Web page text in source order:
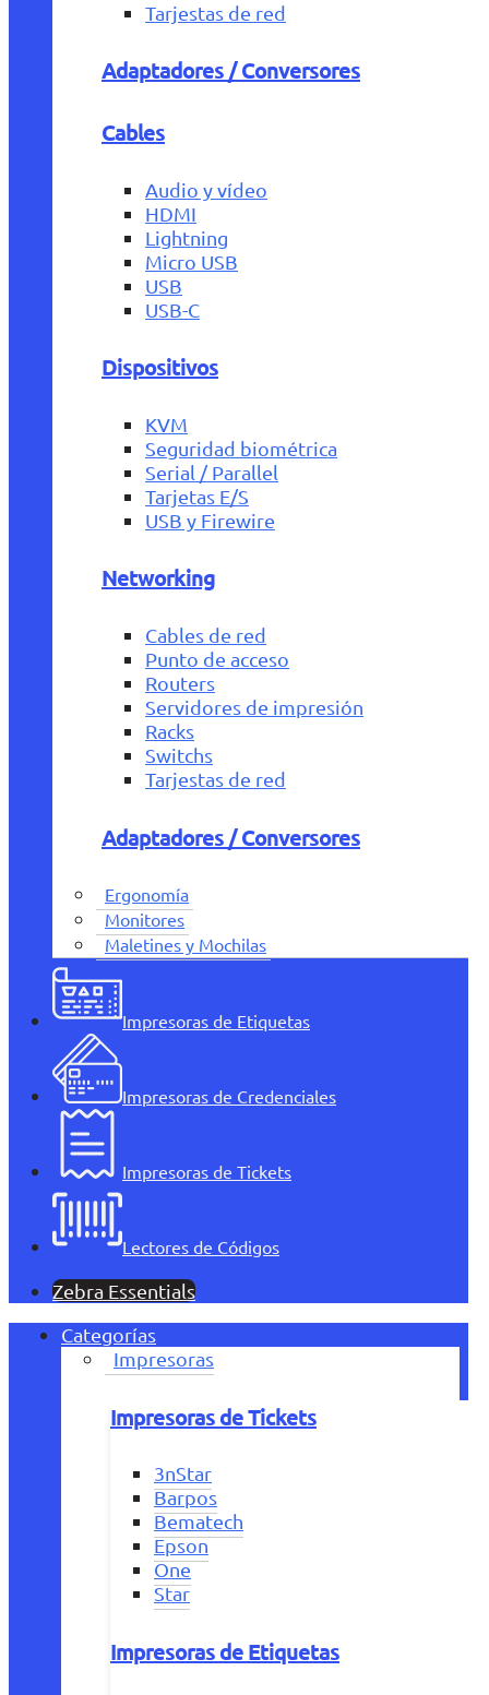
Tarjestas de red
Adaptadores / Conversores
Cables
Audio y vídeo
HDMI
Lightning
Micro USB
USB
USB-C
Dispositivos
KVM
Seguridad biométrica
Serial / Parallel
Tarjetas E/S
USB y Firewire
Networking
Cables de red
Punto de acceso
Routers
Servidores de impresión
Racks
Switchs
Tarjestas de red
Adaptadores / Conversores
Ergonomía
Monitores
Maletines y Mochilas
Impresoras de Etiquetas
Impresoras de Credenciales
Impresoras de Tickets
Lectores de Códigos
Zebra Essentials
Categorías
Impresoras
Impresoras de Tickets
3nStar
Barpos
Bematech
Epson
One
Star
Impresoras de Etiquetas